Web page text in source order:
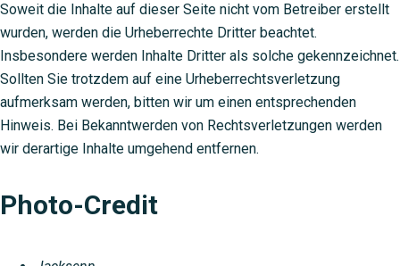
Soweit die Inhalte auf dieser Seite nicht vom Betreiber erstellt
wurden, werden die Urheberrechte Dritter beachtet.
Insbesondere werden Inhalte Dritter als solche gekennzeichnet.
Sollten Sie trotzdem auf eine Urheberrechtsverletzung
aufmerksam werden, bitten wir um einen entsprechenden
Hinweis. Bei Bekanntwerden von Rechtsverletzungen werden
wir derartige Inhalte umgehend entfernen.
Photo-Credit